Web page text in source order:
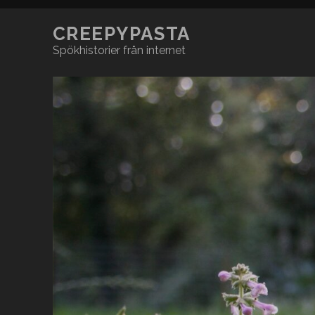
CREEPYPASTA
Spökhistorier från internet